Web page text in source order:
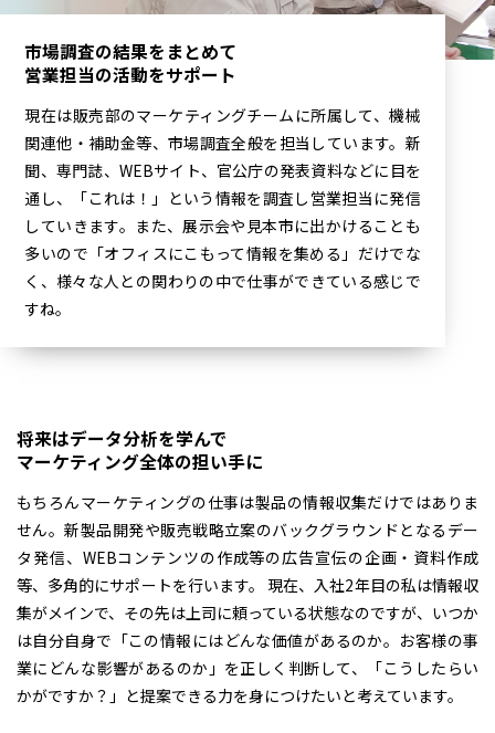
市場調査の結果をまとめて
営業担当の活動をサポート
現在は販売部のマーケティングチームに所属して、機械
関連他・補助金等、市場調査全般を担当しています。新
聞、専門誌、WEBサイト、官公庁の発表資料などに目を
通し、「これは！」という情報を調査し営業担当に発信
していきます。また、展示会や見本市に出かけることも
多いので「オフィスにこもって情報を集める」だけでな
く、様々な人との関わりの中で仕事ができている感じで
すね。
将来はデータ分析を学んで
マーケティング全体の担い手に
もちろんマーケティングの仕事は製品の情報収集だけではありま
せん。新製品開発や販売戦略立案のバックグラウンドとなるデー
タ発信、WEBコンテンツの作成等の広告宣伝の企画・資料作成
等、多角的にサポートを行います。 現在、入社2年目の私は情報収
集がメインで、その先は上司に頼っている状態なのですが、いつか
は自分自身で「この情報にはどんな価値があるのか。お客様の事
業にどんな影響があるのか」を正しく判断して、「こうしたらい
かがですか？」と提案できる力を身につけたいと考えています。